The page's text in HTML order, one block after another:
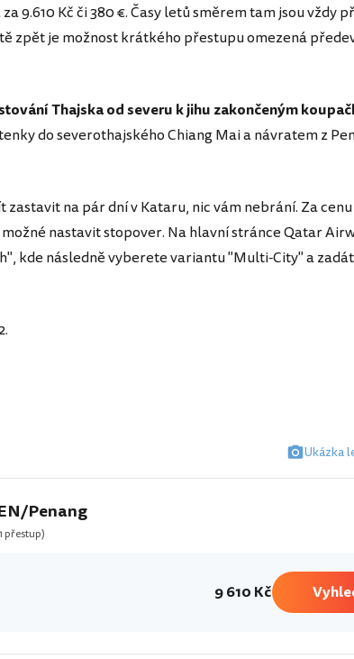
9.610 Kč či 380 €. Časy letů směrem tam jsou vždy
zpět je možnost krátkého přestupu omezená
Thajska od severu k jihu zakončeným
do severothajského Chiang Mai a návratem z
na pár dní v Kataru, nic vám nebrání. Za
možné nastavit stopover. Na hlavní stránce Qatar
kde následně vyberete variantu "Multi-City" a
Ukázka
Penang
přestup)
9 610 Kč